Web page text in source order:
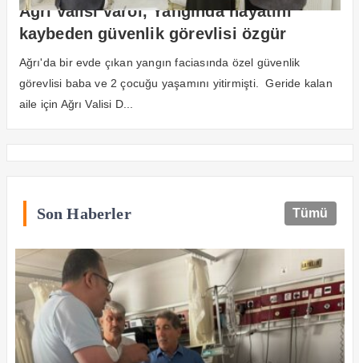
Ağrı valisi varol, Yangında hayatını
kaybeden güvenlik görevlisi özgür
murat’ın ailesine yeni evlerinin
anahtarını teslim etti
Ağrı'da bir evde çıkan yangın faciasında özel güvenlik
görevlisi baba ve 2 çocuğu yaşamını yitirmişti. Geride kalan
aile için Ağrı Valisi D...
Son Haberler Tümü